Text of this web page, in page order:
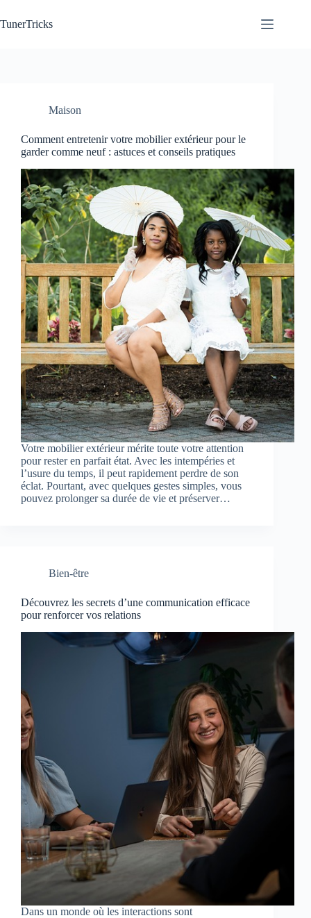
au
contenu
TunerTricks
Maison
Comment entretenir votre mobilier extérieur pour le
garder comme neuf : astuces et conseils pratiques
Votre mobilier extérieur mérite toute votre attention
pour rester en parfait état. Avec les intempéries et
l’usure du temps, il peut rapidement perdre de son
éclat. Pourtant, avec quelques gestes simples, vous
pouvez prolonger sa durée de vie et préserver…
Bien-être
Découvrez les secrets d’une communication efficace
pour renforcer vos relations
Dans un monde où les interactions sont